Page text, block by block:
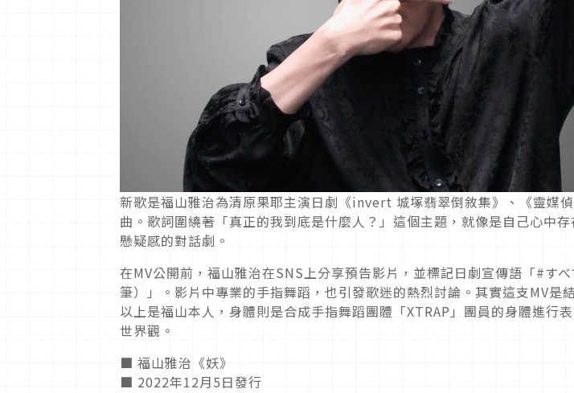
新歌是福山雅治為清原果耶主演日劇《invert 城塚翡翠倒敘集》、《靈媒
曲。歌詞圍繞著「真正的我到底是什麼人？」這個主題，就像是自己心中
懸疑感的對話劇。
在MV公開前，福山雅治在SNS上分享預告影片，並標記日劇宣傳語「#す
筆）」。影片中專業的手指舞蹈，也引發歌迷的熱烈討論。其實這支MV是
以上是福山本人，身體則是合成手指舞蹈團體「XTRAP」團員的身體進行
世界觀。
■ 福山雅治《妖》
■ 2022年12月5日發行